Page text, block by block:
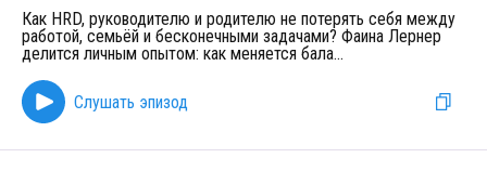
Как HRD, руководителю и родителю не потерять себя между
работой, семьёй и бесконечными задачами? Фаина Лернер
делится личным опытом: как меняется бала...
Слушать эпизод